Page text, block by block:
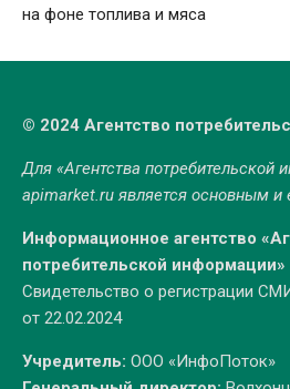
на фоне топлива и мяса
© 2024 Агентство
Для «Агентства потребительской
apimarket.ruявляется основным и
Информационное агентство
потребительской информации»
Свидетельство о регистрации
от 22.02.2024
Учредитель: ООО «ИнфоПоток»